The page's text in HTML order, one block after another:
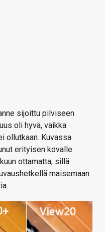
sijoittu pilviseen
oli hyvä, vaikka
ollutkaan. Kuvassa
erityisen kovalle
ottamatta, sillä
maisemaan